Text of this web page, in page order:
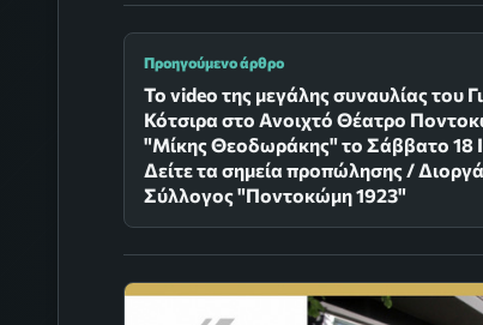
Προηγούμενο άρθρο
Το video της μεγάλης συναυλίας του
Κότσιρα στο Ανοιχτό Θέατρο
"Μίκης Θεοδωράκης" το Σάββατο 18
Δείτε τα σημεία προπώλησης /
Σύλλογος "Ποντοκώμη 1923"